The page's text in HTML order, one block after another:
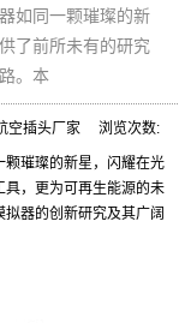
如同一颗璀璨的新
了前所未有的研究
。本
空插头厂家 浏览次数:
颗璀璨的新星，闪耀在光
，更为可再生能源的未
器的创新研究及其广阔